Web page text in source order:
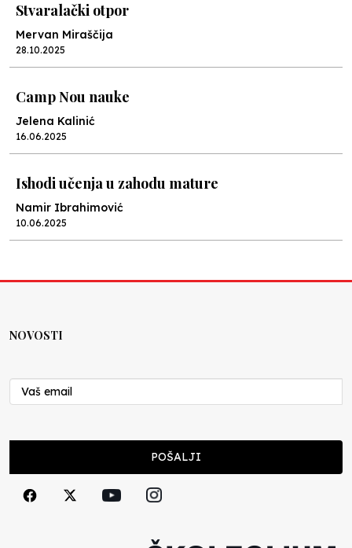
Stvaralački otpor
Mervan Miraščija
28.10.2025
Camp Nou nauke
Jelena Kalinić
16.06.2025
Ishodi učenja u zahodu mature
Namir Ibrahimović
10.06.2025
Nenad Veličković
29.10.2024
Cuke i djeca
NOVOSTI
POŠALJI